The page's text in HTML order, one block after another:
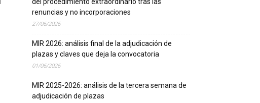
renuncias y no incorporaciones
27/06/2026
MIR 2026: análisis final de la adjudicación de
plazas y claves que deja la convocatoria
01/06/2026
MIR 2025-2026: análisis de la tercera semana de
adjudicación de plazas